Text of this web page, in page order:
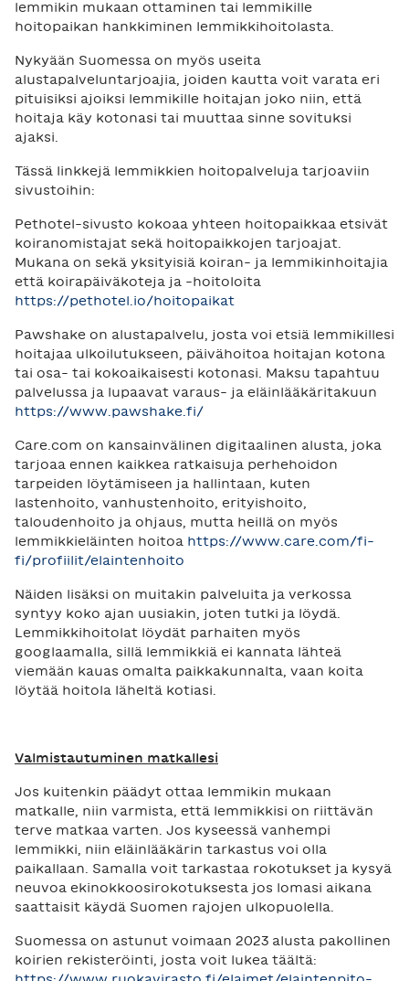
lemmikin mukaan ottaminen tai lemmikille
hoitopaikan hankkiminen lemmikkihoitolasta.
Nykyään Suomessa on myös useita
alustapalveluntarjoajia, joiden kautta voit varata eri
pituisiksi ajoiksi lemmikille hoitajan joko niin, että
hoitaja käy kotonasi tai muuttaa sinne sovituksi
ajaksi.
Tässä linkkejä lemmikkien hoitopalveluja tarjoaviin
sivustoihin:
Pethotel-sivusto kokoaa yhteen hoitopaikkaa etsivät
koiranomistajat sekä hoitopaikkojen tarjoajat.
Mukana on sekä yksityisiä koiran- ja lemmikinhoitajia
että koirapäiväkoteja ja -hoitoloita
https://pethotel.io/hoitopaikat
Pawshake on alustapalvelu, josta voi etsiä lemmikillesi
hoitajaa ulkoilutukseen, päivähoitoa hoitajan kotona
tai osa- tai kokoaikaisesti kotonasi. Maksu tapahtuu
palvelussa ja lupaavat varaus- ja eläinlääkäritakuun
https://www.pawshake.fi/
Care.com on kansainvälinen digitaalinen alusta, joka
tarjoaa ennen kaikkea ratkaisuja perhehoidon
tarpeiden löytämiseen ja hallintaan, kuten
lastenhoito, vanhustenhoito, erityishoito,
taloudenhoito ja ohjaus, mutta heillä on myös
lemmikkieläinten hoitoa https://www.care.com/fi-
fi/profiilit/elaintenhoito
Näiden lisäksi on muitakin palveluita ja verkossa
syntyy koko ajan uusiakin, joten tutki ja löydä.
Lemmikkihoitolat löydät parhaiten myös
googlaamalla, sillä lemmikkiä ei kannata lähteä
viemään kauas omalta paikkakunnalta, vaan koita
löytää hoitola läheltä kotiasi.
Valmistautuminen matkallesi
Jos kuitenkin päädyt ottaa lemmikin mukaan
matkalle, niin varmista, että lemmikkisi on riittävän
terve matkaa varten. Jos kyseessä vanhempi
lemmikki, niin eläinlääkärin tarkastus voi olla
paikallaan. Samalla voit tarkastaa rokotukset ja kysyä
neuvoa ekinokkoosirokotuksesta jos lomasi aikana
saattaisit käydä Suomen rajojen ulkopuolella.
Suomessa on astunut voimaan 2023 alusta pakollinen
koirien rekisteröinti, josta voit lukea täältä: